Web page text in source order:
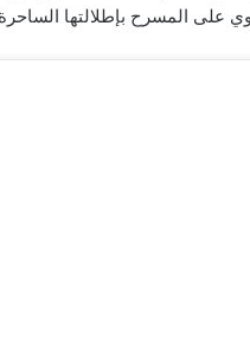
على المسرح بإطلالتها